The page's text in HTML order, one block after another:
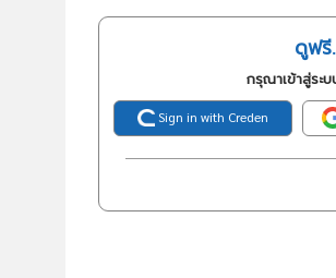
ดูฟรี
กรุณาเข้าสู่ระ
Sign in with Creden